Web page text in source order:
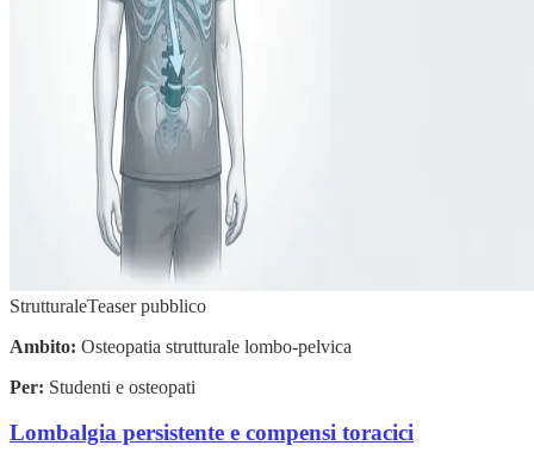
StrutturaleTeaser pubblico
Ambito: Osteopatia strutturale lombo-pelvica
Per: Studenti e osteopati
Lombalgia persistente e compensi toracici